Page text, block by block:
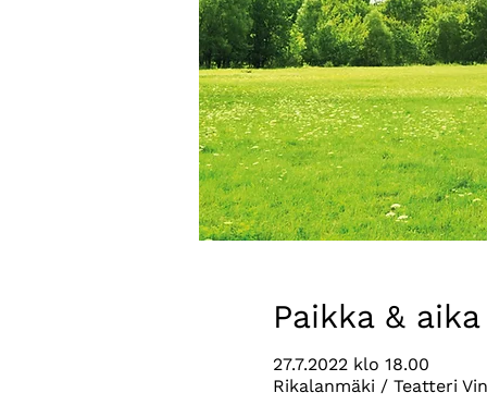
Paikka & aika
27.7.2022 klo 18.00
Rikalanmäki / Teatteri